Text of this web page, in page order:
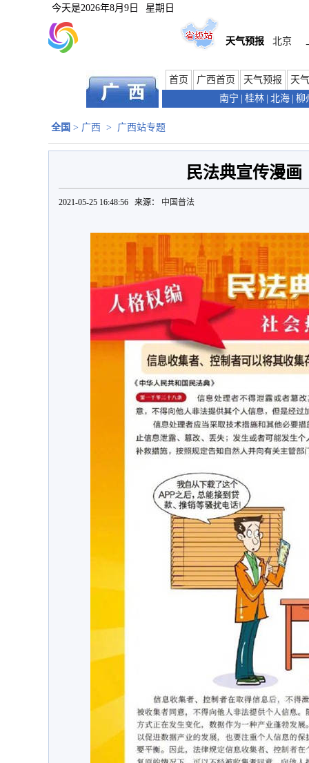
今天是2026年8月9日 星期日
天气预报 北京
首页 广西首页 天气预报
天
南宁
桂林 北海 柳
全国 > 广西 > 广西站专题
民法典宣传漫画
2021-05-25 16:48:56 来源： 中国普法